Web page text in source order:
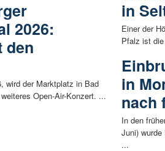
2026:
den
wird der Marktplatz in Bad
Open-Air-Konzert. ...
in
Einer der
Pfalz ist
in
nach
In den
Juni)
...